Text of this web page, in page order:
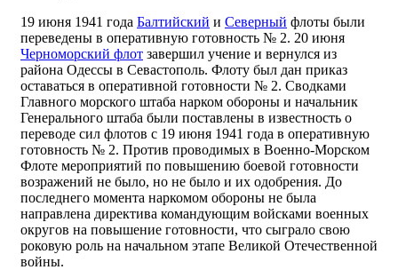
19 июня 1941 года Балтийский и Северный флоты были
переведены в оперативную готовность № 2. 20 июня
Черноморский флот завершил учение и вернулся из
района Одессы в Севастополь. Флоту был дан приказ
оставаться в оперативной готовности № 2. Сводками
Главного морского штаба нарком обороны и начальник
Генерального штаба были поставлены в известность о
переводе сил флотов с 19 июня 1941 года в оперативную
готовность № 2. Против проводимых в Военно-Морском
Флоте мероприятий по повышению боевой готовности
возражений не было, но не было и их одобрения. До
последнего момента наркомом обороны не была
направлена директива командующим войсками военных
округов на повышение готовности, что сыграло свою
роковую роль на начальном этапе Великой Отечественной
войны.